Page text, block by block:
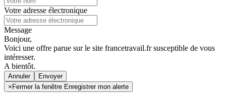
Votre adresse électronique
Message
Bonjour,
Voici une offre parue sur le site francetravail.fr susceptible de vous
intéresser.
A bientôt.
Annuler
× Fermer la fenêtre Enregistrer mon alerte